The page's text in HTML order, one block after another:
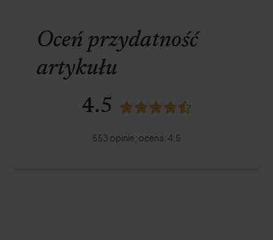
Oceń przydatność
artykułu
4.5
553 opinie, ocena:4.5